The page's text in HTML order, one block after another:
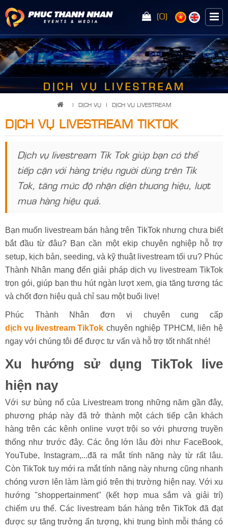
(0)
<
DỊCH VỤ LIVESTREAM
| DỊCH VỤ | DỊCH VỤ LIVESTREAM
DỊCH VỤ LIVESTREAM TIKTOK
Dịch vụ livestream Tik Tok giúp bạn có thể
tiếp cận với hàng triệu người dùng trên Tik
Tok, tăng mức độ nhận diện thương hiệu, lượt
mua hàng hiệu quả.
Bạn muốn livestream bán hàng trên TikTok nhưng chưa biết
bắt đầu từ đâu? Bạn cần một ekip chuyên nghiệp hỗ trợ
setup, kịch bản, seeding, và kỹ thuật livestream tối ưu? Phúc
Thành Nhân mang đến giải pháp dịch vụ livestream TikTok
trọn gói, giúp bạn thu hút ngàn lượt xem, gia tăng tương tác
và chốt đơn hiệu quả chỉ sau một buổi live!
Phúc Thành Nhân đơn vị chuyên cung cấp
dịch vụ livestream TikTok chuyên nghiệp TPHCM, liên hệ
ngay với chúng tôi để được tư vấn và hỗ trợ tốt nhất nhé!
Xu hướng sử dụng TikTok live
hiện nay
Với sự bùng nổ của Livestream trong những năm gần đây,
phương pháp này đã trở thành một cách tiếp cận khách
hàng trên các kênh online vượt trội so với phương truyền
thống như trước đây. Các ông lớn lâu đời như FaceBook,
YouTube, Instagram,...đã ra mắt tính năng này từ rất lâu.
Còn TikTok tuy mới ra mắt tính năng này nhưng cũng nhanh
chóng vươn lên làm làm gió trên thị trường hiện nay. Với xu
hướng "shoppertainment" (kết hợp mua sắm và giải trí)
chiếm ưu thế. Các livestream bán hàng trên TikTok đã đạt
được sự tăng trưởng ấn tượng, khi trung bình mỗi tháng có